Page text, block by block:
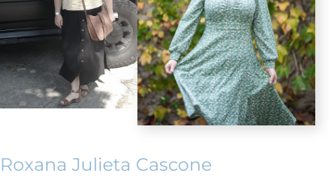
Roxana Julieta Cascone